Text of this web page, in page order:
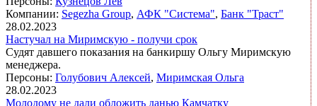
Компании: Segezha Group, АФК "Система", Банк "Траст"
28.02.2023
Настучал на Миримскую - получи срок
Судят давшего показания на банкиршу Ольгу Миримскую
менеджера.
Персоны: Голубович Алексей, Миримская Ольга
28.02.2023
Молодому не дали обложить данью Камчатку